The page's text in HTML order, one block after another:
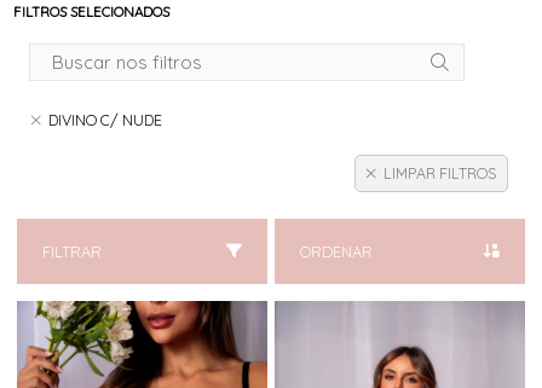
FILTROS SELECIONADOS
DIVINO C/ NUDE
LIMPAR FILTROS
FILTRAR ORDENAR